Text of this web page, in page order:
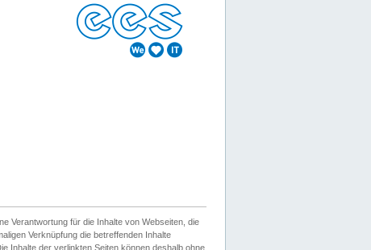
Verantwortung für die Inhalte von Webseiten, die
Verknüpfung die betreffenden Inhalte
Inhalte der verlinkten Seiten können deshalb ohne